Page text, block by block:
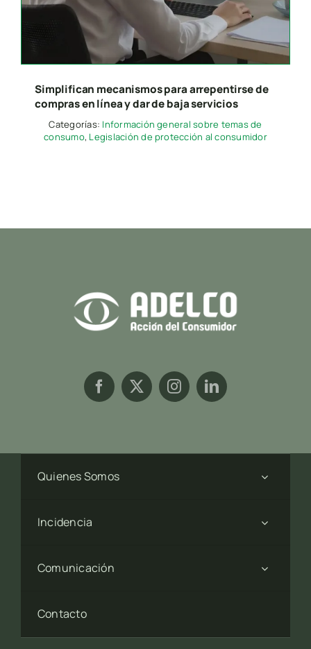
Simplifican mecanismos para arrepentirse de
compras en línea y dar de baja servicios
Categorías: Información general sobre temas de
consumo, Legislación de protección al consumidor
Quienes Somos
Incidencia
Comunicación
Contacto
for:
Presione “ESC” para salir.